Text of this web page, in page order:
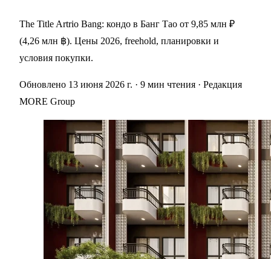
The Title Artrio Bang: кондо в Банг Тао от 9,85 млн ₽
(4,26 млн ฿). Цены 2026, freehold, планировки и
условия покупки.
Обновлено 13 июня 2026 г. · 9 мин чтения · Редакция
MORE Group